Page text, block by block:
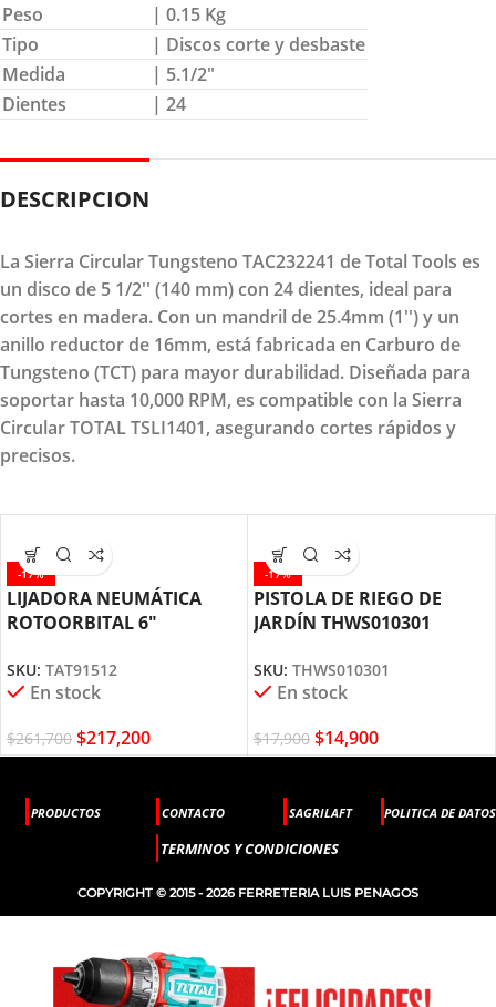
Peso
| 0.15 Kg
Tipo
| Discos corte y desbaste
Medida
| 5.1/2″
Dientes
| 24
DESCRIPCION
La Sierra Circular Tungsteno TAC232241 de Total Tools es
un disco de 5 1/2'' (140 mm) con 24 dientes, ideal para
cortes en madera. Con un mandril de 25.4mm (1'') y un
anillo reductor de 16mm, está fabricada en Carburo de
Tungsteno (TCT) para mayor durabilidad. Diseñada para
soportar hasta 10,000 RPM, es compatible con la Sierra
Circular TOTAL TSLI1401, asegurando cortes rápidos y
precisos.
-17%
LIJADORA NEUMÁTICA
ROTOORBITAL 6″
SKU: TAT91512
En stock
$261,700 $217,200
-17%
PISTOLA DE RIEGO DE
JARDÍN THWS010301
SKU: THWS010301
En stock
$17,900 $14,900
PRODUCTOS CONTACTO SAGRILAFT POLITICA DE DATOS
TERMINOS Y CONDICIONES
COPYRIGHT © 2015 - 2026 FERRETERIA LUIS PENAGOS